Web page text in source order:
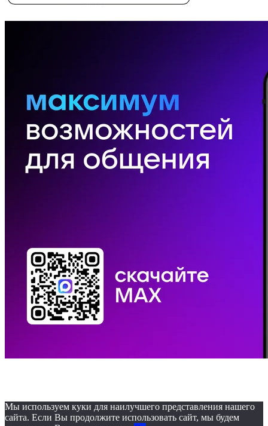
Мы используем куки для наилучшего представления нашего
сайта. Если Вы продолжите использовать сайт, мы будем